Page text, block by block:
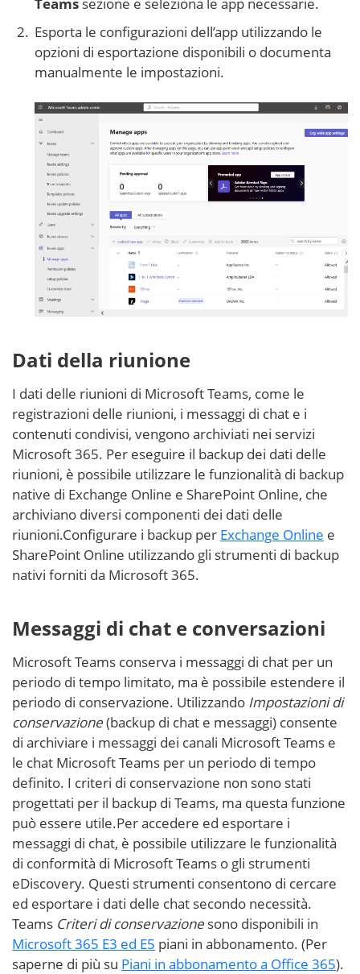
Esporta le configurazioni dell’app utilizzando le
opzioni di esportazione disponibili o documenta
manualmente le impostazioni.
Dati della riunione
I dati delle riunioni di Microsoft Teams, come le
registrazioni delle riunioni, i messaggi di chat e i
contenuti condivisi, vengono archiviati nei servizi
Microsoft 365. Per eseguire il backup dei dati delle
riunioni, è possibile utilizzare le funzionalità di backup
native di Exchange Online e SharePoint Online, che
archiviano diversi componenti dei dati delle
riunioni.Configurare i backup per Exchange Online e
SharePoint Online utilizzando gli strumenti di backup
nativi forniti da Microsoft 365.
Messaggi di chat e conversazioni
Microsoft Teams conserva i messaggi di chat per un
periodo di tempo limitato, ma è possibile estendere il
periodo di conservazione. Utilizzando Impostazioni di
conservazione(backup di chat e messaggi) consente
di archiviare i messaggi dei canali Microsoft Teams e
le chat Microsoft Teams per un periodo di tempo
definito. I criteri di conservazione non sono stati
progettati per il backup di Teams, ma questa funzione
può essere utile.Per accedere ed esportare i
messaggi di chat, è possibile utilizzare le funzionalità
di conformità di Microsoft Teams o gli strumenti
eDiscovery. Questi strumenti consentono di cercare
ed esportare i dati delle chat secondo necessità.
Teams Criteri di conservazione sono disponibili in
Microsoft 365 E3 ed E5 piani in abbonamento. (Per
saperne di più su Piani in abbonamento a Office 365).